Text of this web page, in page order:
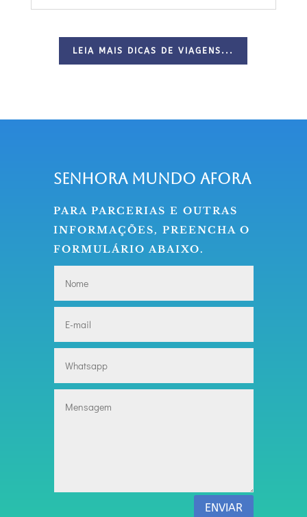
LEIA MAIS DICAS DE VIAGENS...
Senhora Mundo Afora
PARA PARCERIAS E OUTRAS
INFORMAÇÕES, PREENCHA O
FORMULÁRIO ABAIXO.
ENVIAR